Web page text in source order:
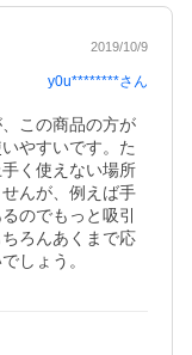
2019/10/9
y0u********さん
この商品の方が
やすいです。た
く使えない場所
んが、例えば手
のでもっと吸引
ろんあくまで応
しょう。